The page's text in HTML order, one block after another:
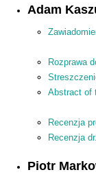
Adam
Rozprawa
Abstract of
Recenzja
Recenzja
Piotr